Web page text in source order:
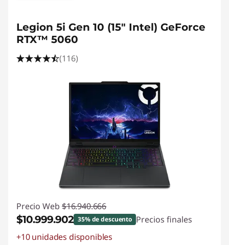
Legion 5i Gen 10 (15" Intel) GeForce
RTX™ 5060
(116)
Precio Web $16.940.666
$10.999.902 35% de descuento Precios finales
Ahorros instantáneos :
+10 unidades disponibles